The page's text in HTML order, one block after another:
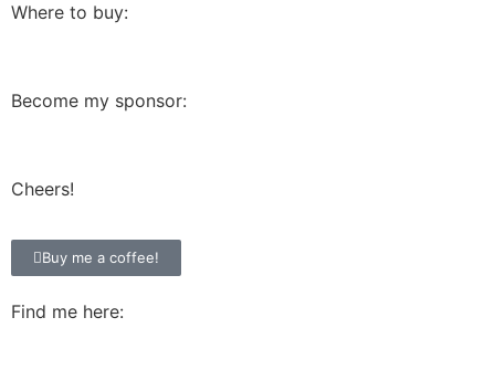
Where to buy:
Become my sponsor:
Cheers!
Buy me a coffee!
Find me here: